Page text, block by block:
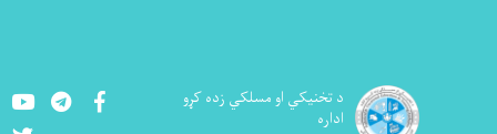
د تخنيکي او مسلکي زده کړو
اداره
YoutubeLinkedIn